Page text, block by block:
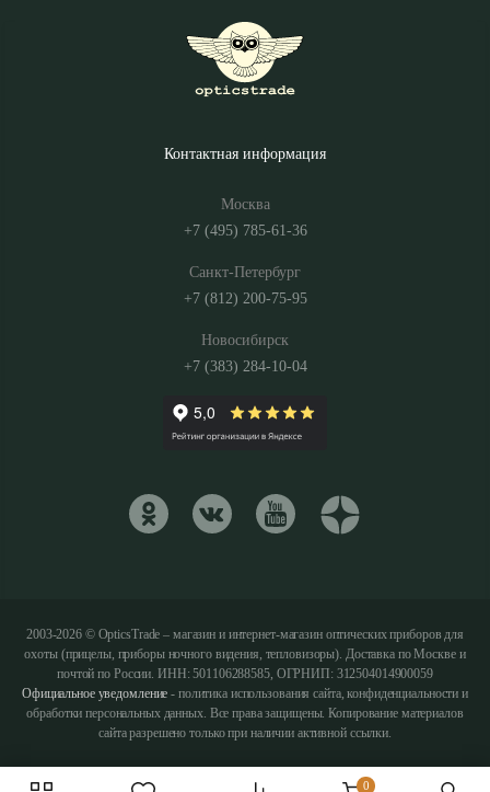
0
Контактная информация
Москва
+7 (495) 785-61-36
Санкт-Петербург
+7 (812) 200-75-95
Новосибирск
+7 (383) 284-10-04
2003-2026 © OpticsTrade – магазин и интернет-магазин оптических приборов для
охоты (прицелы, приборы ночного видения, тепловизоры). Доставка по Москве и
почтой по России. ИНН: 501106288585, ОГРНИП: 312504014900059
Официальное уведомление - политика использования сайта, конфиденциальности и
обработки персональных данных. Все права защищены. Копирование материалов
сайта разрешено только при наличии активной ссылки.